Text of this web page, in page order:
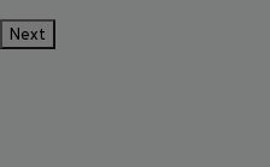
Next